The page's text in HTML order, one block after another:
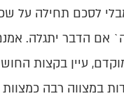
לסכם תחילה על
ה` אם הדבר יתגלה.
עיין בקצות
במצווה רבה